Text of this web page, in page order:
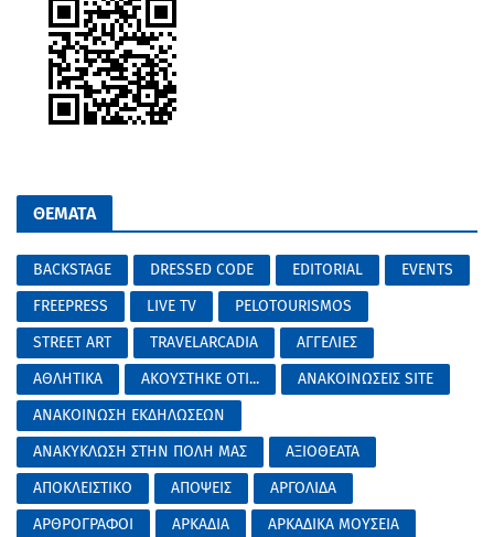
ΘΕΜΑΤΑ
BACKSTAGE DRESSED CODE EDITORIAL
EVENTS
FREEPRESS
LIVE TV
PELOTOURISMOS
STREET ART
TRAVELARCADIA
ΑΓΓΕΛΙΕΣ
ΑΘΛΗΤΙΚΑ
ΑΚΟΥΣΤΗΚΕ ΟΤΙ...
ΑΝΑΚΟΙΝΩΣΕΙΣ SITE
ΑΝΑΚΟΙΝΩΣΗ ΕΚΔΗΛΩΣΕΩΝ
ΑΝΑΚΥΚΛΩΣΗ ΣΤΗΝ ΠΟΛΗ ΜΑΣ
ΑΞΙΟΘΕΑΤΑ
ΑΠΟΚΛΕΙΣΤΙΚΟ
ΑΠΟΨΕΙΣ
ΑΡΓΟΛΙΔΑ
ΑΡΘΡΟΓΡΑΦΟΙ
ΑΡΚΑΔΙΑ
ΑΡΚΑΔΙΚΑ ΜΟΥΣΕΙΑ